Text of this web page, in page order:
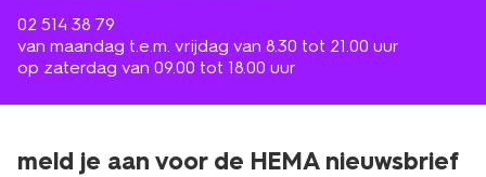
02 514 38 79
van maandag t.e.m. vrijdag van 8.30 tot 21.00 uur
op zaterdag van 09.00 tot 18.00 uur
meld je aan voor de HEMA nieuwsbrief